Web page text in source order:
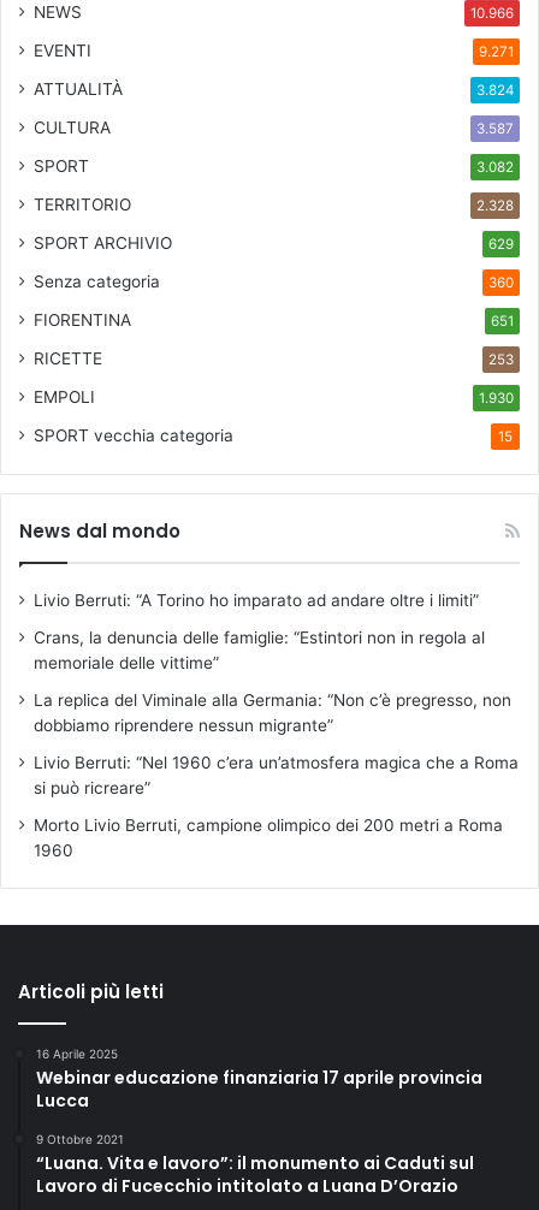
NEWS 10.966
EVENTI 9.271
ATTUALITÀ 3.824
CULTURA 3.587
SPORT 3.082
TERRITORIO 2.328
SPORT ARCHIVIO 629
Senza categoria 360
FIORENTINA 651
RICETTE 253
EMPOLI 1.930
SPORT vecchia categoria 15
News dal mondo
Livio Berruti: “A Torino ho imparato ad andare oltre i limiti”
Crans, la denuncia delle famiglie: “Estintori non in regola al
memoriale delle vittime”
La replica del Viminale alla Germania: “Non c’è pregresso, non
dobbiamo riprendere nessun migrante”
Livio Berruti: “Nel 1960 c’era un’atmosfera magica che a Roma
si può ricreare”
Morto Livio Berruti, campione olimpico dei 200 metri a Roma
1960
Articoli più letti
16 Aprile 2025
Webinar educazione finanziaria 17 aprile provincia
Lucca
9 Ottobre 2021
“Luana. Vita e lavoro”: il monumento ai Caduti sul
Lavoro di Fucecchio intitolato a Luana D’Orazio